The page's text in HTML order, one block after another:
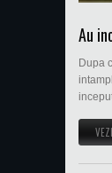
Au
Dupa
VEZI